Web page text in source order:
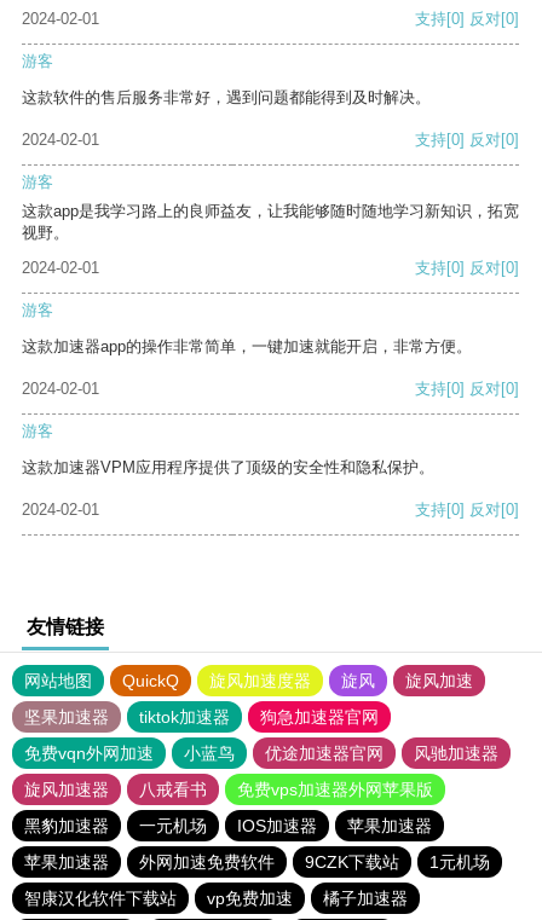
2024-02-01
支持[0] 反对[0]
游客
这款软件的售后服务非常好，遇到问题都能得到及时解决。
2024-02-01 支持[0] 反对[0]
游客
这款app是我学习路上的良师益友，让我能够随时随地学习新知识，拓宽
视野。
2024-02-01
支持[0] 反对[0]
游客
这款加速器app的操作非常简单，一键加速就能开启，非常方便。
2024-02-01 支持[0] 反对[0]
游客
这款加速器VPM应用程序提供了顶级的安全性和隐私保护。
2024-02-01 支持[0] 反对[0]
友情链接
网站地图 QuickQ 旋风加速度器 旋风
旋风加速
坚果加速器
tiktok加速器
狗急加速器官网
免费vqn外网加速
小蓝鸟 优途加速器官网
风驰加速器
旋风加速器
八戒看书
免费vps加速器外网苹果版
黑豹加速器
一元机场 IOS加速器
苹果加速器
苹果加速器
外网加速免费软件 9CZK下载站
1元机场
智康汉化软件下载站
vp免费加速 橘子加速器